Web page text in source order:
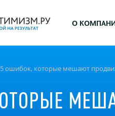
О
5 ошибок, которые мешают